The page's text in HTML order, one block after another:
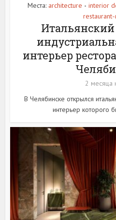
Места: architecture • interior
Итальянский
интерьер
2 месяца
В Челябинске открылся
интерьер которого